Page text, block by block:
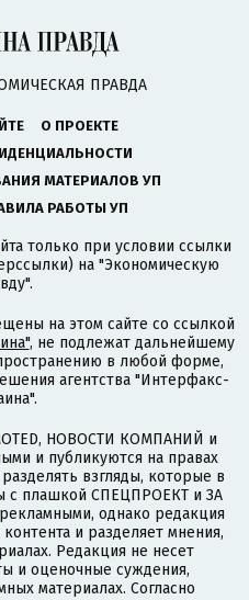
ПРАВДА
О ПРОЕКТЕ
МАТЕРИАЛОВ УП
РАБОТЫ УП
только при условии ссылки
на "Экономическую
на этом сайте со ссылкой
, не подлежат дальнейшему
в любой форме,
агентства "Интерфакс-
НОВОСТИ КОМПАНИЙ и
и публикуются на правах
взгляды, которые в
с плашкой СПЕЦПРОЕКТ и ЗА
однако редакция
и разделяет мнения,
Редакция не несет
и оценочные суждения,
материалах. Согласно